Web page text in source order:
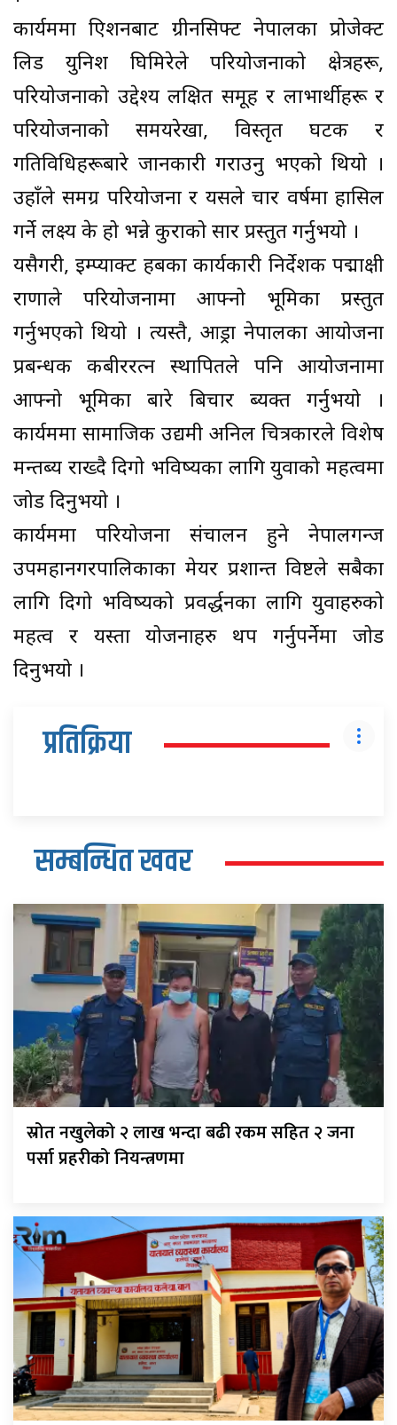
कार्यक्रममा क्रिएशनबाट ग्रीनसिफ्ट नेपालका प्रोजेक्ट
लिड युनिश घिमिरेले परियोजनाको क्षेत्रहरू,
परियोजनाको उद्देश्य लक्षित समूह र लाभार्थीहरू र
परियोजनाको समयरेखा, विस्तृत घटक र
गतिविधिहरूबारे जानकारी गराउनु भएको थियो ।
उहाँले समग्र परियोजना र यसले चार वर्षमा हासिल
गर्ने लक्ष्य के हो भन्ने कुराको सार प्रस्तुत गर्नुभयो ।
यसैगरी, इम्प्याक्ट हबका कार्यकारी निर्देशक पद्माक्षी
राणाले परियोजनामा आफ्नो भूमिका प्रस्तुत
गर्नुभएको थियो । त्यस्तै, आड्रा नेपालका आयोजना
प्रबन्धक कबीररत्न स्थापितले पनि आयोजनामा
आफ्नो भूमिका बारे बिचार ब्यक्त गर्नुभयो ।
कार्यक्रममा सामाजिक उद्यमी अनिल चित्रकारले विशेष
मन्तब्य राख्दै दिगो भविष्यका लागि युवाको महत्वमा
जोड दिनुभयो ।
कार्यक्रममा परियोजना संचालन हुने नेपालगन्ज
उपमहानगरपालिकाका मेयर प्रशान्त विष्टले सबैका
लागि दिगो भविष्यको प्रवर्द्धनका लागि युवाहरुको
महत्व र यस्ता योजनाहरु थप गर्नुपर्नेमा जोड
दिनुभयो ।
प्रतिक्रिया
सम्बन्धित खवर
स्रोत नखुलेको २ लाख भन्दा बढी रकम सहित २ जना
पर्सा प्रहरीको नियन्त्रणमा